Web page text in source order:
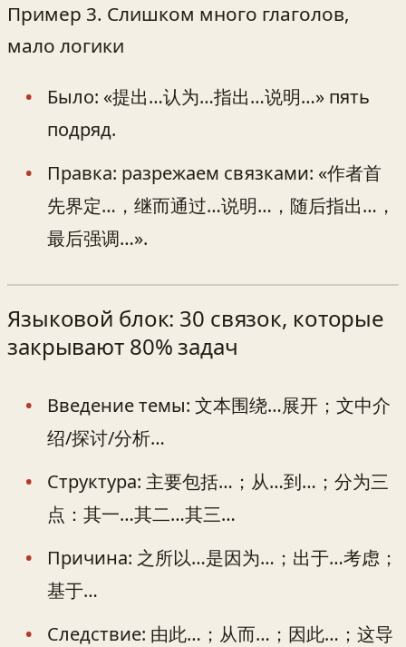
Пример 3. Слишком много глаголов,
мало логики
Было: «提出…认为…指出…说明…» пять
подряд.
Правка: разрежаем связками: «作者首
先界定…，继而通过…说明…，随后指出…，
最后强调…».
Языковой блок: 30 связок, которые
закрывают 80% задач
Введение темы: 文本围绕…展开；文中介
绍/探讨/分析…
Структура: 主要包括…；从…到…；分为三
点：其一…其二…其三…
Причина: 之所以…是因为…；出于…考虑；
基于…
Следствие: 由此…；从而…；因此…；这导